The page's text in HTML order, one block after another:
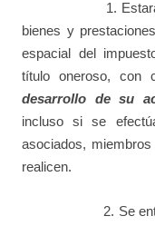
1. Estarán
bienes y
espacial del
título oneroso, con
desarrollo de su
incluso si se
asociados,
realicen.
2. Se